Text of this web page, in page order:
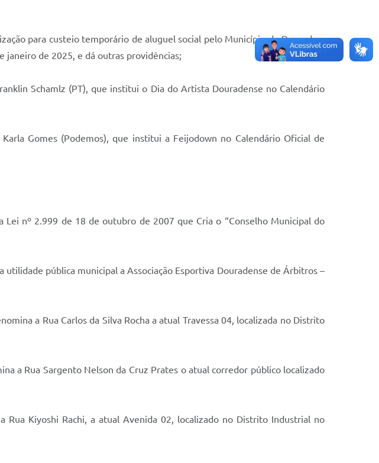
para custeio temporário de aluguel social pelo Município de Dourados-
janeiro de 2025, e dá outras providências;
Schamlz (PT), que institui o Dia do Artista Douradense no Calendário
Gomes (Podemos), que institui a Feijodown no Calendário Oficial de
nº 2.999 de 18 de outubro de 2007 que Cria o “Conselho Municipal do
pública municipal a Associação Esportiva Douradense de Árbitros –
a Rua Carlos da Silva Rocha a atual Travessa 04, localizada no Distrito
a Rua Sargento Nelson da Cruz Prates o atual corredor público localizado
Kiyoshi Rachi, a atual Avenida 02, localizado no Distrito Industrial no